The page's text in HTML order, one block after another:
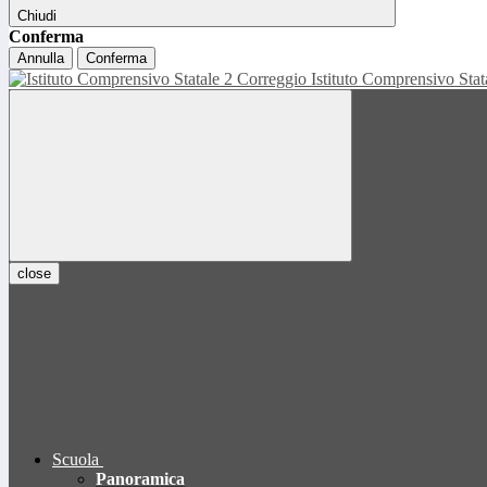
Chiudi
Conferma
Annulla Conferma
Istituto Comprensivo
close
Scuola
Panoramica